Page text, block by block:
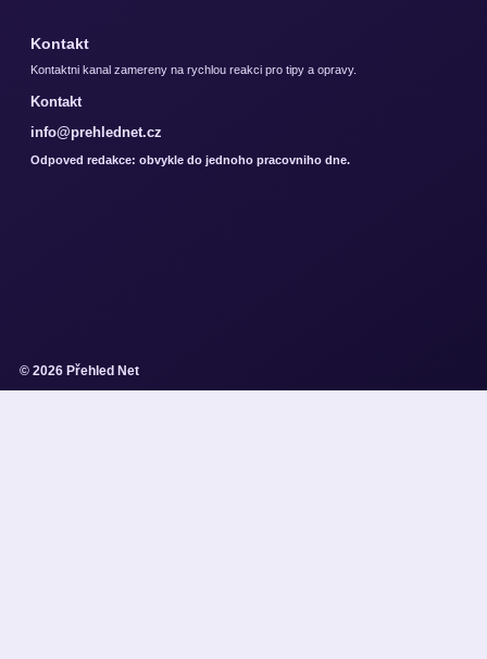
Kontakt
Kontaktni kanal zamereny na rychlou reakci pro tipy a opravy.
Kontakt
info@prehlednet.cz
Odpoved redakce: obvykle do jednoho pracovniho dne.
© 2026 Přehled Net